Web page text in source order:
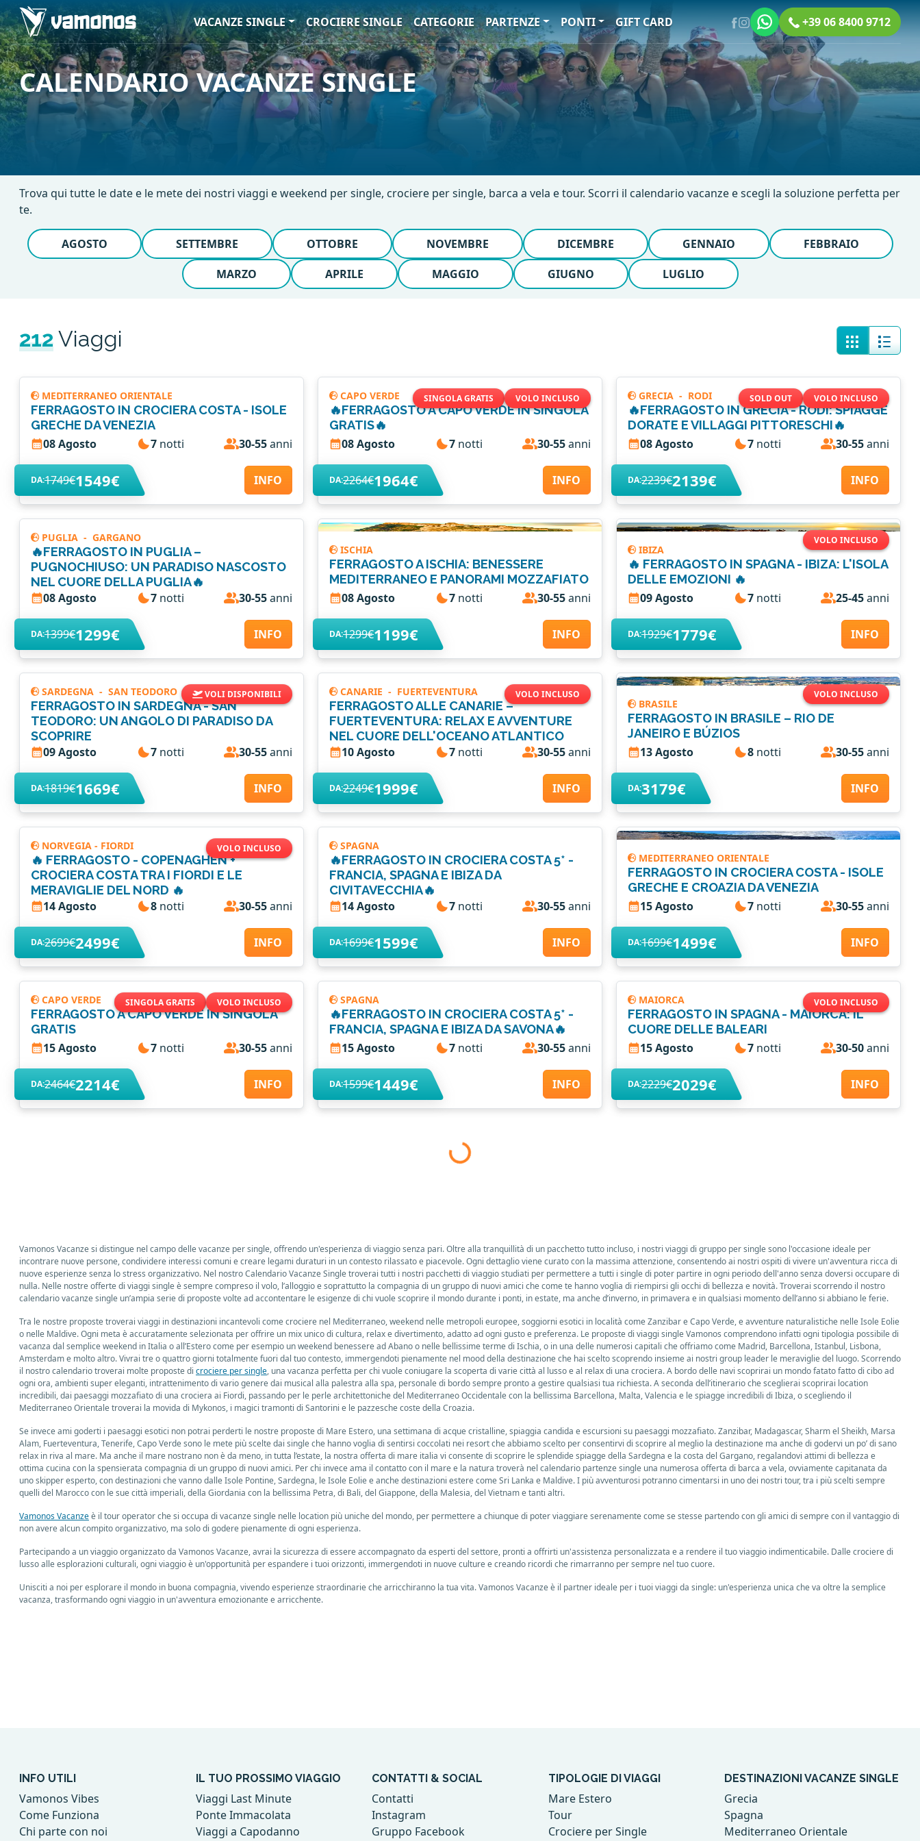
VACANZE SINGLE CROCIERE SINGLE CATEGORIE PARTENZE PONTI GIFT CARD +39 06 8400 9712
CALENDARIO VACANZE SINGLE
Trova qui tutte le date e le mete dei nostri viaggi e weekend per single, crociere per single, barca a vela e tour. Scorri il calendario vacanze e scegli la soluzione perfetta per
te.
AGOSTO SETTEMBRE OTTOBRE NOVEMBRE DICEMBRE GENNAIO
FEBBRAIO
MARZO
APRILE MAGGIO GIUGNO LUGLIO
212Viaggi
MEDITERRANEO ORIENTALE
FERRAGOSTO IN CROCIERA COSTA - ISOLE
GRECHE DA VENEZIA
08 Agosto 7notti 30-55anni
DA:1749€1549€ INFO
SINGOLA GRATIS VOLO INCLUSO
CAPO VERDE
🔥FERRAGOSTO A CAPO VERDE IN SINGOLA
GRATIS🔥
08 Agosto 7notti 30-55anni
DA:2264€1964€ INFO
SOLD OUT VOLO INCLUSO
GRECIA - RODI
🔥FERRAGOSTO IN GRECIA - RODI: SPIAGGE
DORATE E VILLAGGI PITTORESCHI🔥
08 Agosto 7notti 30-55anni
DA:2239€2139€ INFO
PUGLIA - GARGANO
🔥FERRAGOSTO IN PUGLIA –
PUGNOCHIUSO: UN PARADISO NASCOSTO
NEL CUORE DELLA PUGLIA🔥
08 Agosto 7notti 30-55anni
DA:1399€1299€ INFO
ISCHIA
FERRAGOSTO A ISCHIA: BENESSERE
MEDITERRANEO E PANORAMI MOZZAFIATO
08 Agosto 7notti 30-55anni
DA:1299€1199€ INFO
VOLO INCLUSO
IBIZA
🔥 FERRAGOSTO IN SPAGNA - IBIZA: L'ISOLA
DELLE EMOZIONI 🔥
09 Agosto 7notti 25-45anni
DA:1929€1779€ INFO
VOLI DISPONIBILI
SARDEGNA - SAN TEODORO
FERRAGOSTO IN SARDEGNA - SAN
TEODORO: UN ANGOLO DI PARADISO DA
SCOPRIRE
09 Agosto 7notti 30-55anni
DA:1819€1669€ INFO
VOLO INCLUSO
CANARIE - FUERTEVENTURA
FERRAGOSTO ALLE CANARIE –
FUERTEVENTURA: RELAX E AVVENTURE
NEL CUORE DELL'OCEANO ATLANTICO
10 Agosto 7notti 30-55anni
DA:2249€1999€ INFO
VOLO INCLUSO
BRASILE
FERRAGOSTO IN BRASILE – RIO DE
JANEIRO E BÚZIOS
13 Agosto 8notti 30-55anni
DA:3179€ INFO
VOLO INCLUSO
NORVEGIA - FIORDI
🔥 FERRAGOSTO - COPENAGHEN +
CROCIERA COSTA TRA I FIORDI E LE
MERAVIGLIE DEL NORD 🔥
14 Agosto 8notti 30-55anni
DA:2699€2499€ INFO
SPAGNA
🔥FERRAGOSTO IN CROCIERA COSTA 5* -
FRANCIA, SPAGNA E IBIZA DA
CIVITAVECCHIA🔥
14 Agosto 7notti 30-55anni
DA:1699€1599€ INFO
MEDITERRANEO ORIENTALE
FERRAGOSTO IN CROCIERA COSTA - ISOLE
GRECHE E CROAZIA DA VENEZIA
15 Agosto 7notti 30-55anni
DA:1699€1499€ INFO
SINGOLA GRATIS VOLO INCLUSO
CAPO VERDE
FERRAGOSTO A CAPO VERDE IN SINGOLA
GRATIS
15 Agosto 7notti 30-55anni
DA:2464€2214€ INFO
SPAGNA
🔥FERRAGOSTO IN CROCIERA COSTA 5* -
FRANCIA, SPAGNA E IBIZA DA SAVONA🔥
15 Agosto 7notti 30-55anni
DA:1599€1449€ INFO
VOLO INCLUSO
MAIORCA
FERRAGOSTO IN SPAGNA - MAIORCA: IL
CUORE DELLE BALEARI
15 Agosto 7notti 30-50anni
DA:2229€2029€ INFO
Vamonos Vacanze si distingue nel campo delle vacanze per single, offrendo un'esperienza di viaggio senza pari. Oltre alla tranquillità di un pacchetto tutto incluso, i nostri viaggi di gruppo per single sono l'occasione ideale per
incontrare nuove persone, condividere interessi comuni e creare legami duraturi in un contesto rilassato e piacevole. Ogni dettaglio viene curato con la massima attenzione, consentendo ai nostri ospiti di vivere un'avventura ricca di
nuove esperienze senza lo stress organizzativo. Nel nostro Calendario Vacanze Single troverai tutti i nostri pacchetti di viaggio studiati per permettere a tutti i single di poter partire in ogni periodo dell'anno senza doversi occupare di
nulla. Nelle nostre offerte di viaggi single è sempre compreso il volo, l’alloggio e soprattutto la compagnia di un gruppo di nuovi amici che come te hanno voglia di riempirsi gli occhi di bellezza e novità. Troverai scorrendo il nostro
calendario vacanze single un’ampia serie di proposte volte ad accontentare le esigenze di chi vuole scoprire il mondo durante i ponti, in estate, ma anche d’inverno, in primavera e in qualsiasi momento dell’anno si abbiano le ferie.
Tra le nostre proposte troverai viaggi in destinazioni incantevoli come crociere nel Mediterraneo, weekend nelle metropoli europee, soggiorni esotici in località come Zanzibar e Capo Verde, e avventure naturalistiche nelle Isole Eolie
o nelle Maldive. Ogni meta è accuratamente selezionata per offrire un mix unico di cultura, relax e divertimento, adatto ad ogni gusto e preferenza. Le proposte di viaggi single Vamonos comprendono infatti ogni tipologia possibile di
vacanza dal semplice weekend in Italia o all’Estero come per esempio un weekend benessere ad Abano o nelle bellissime terme di Ischia, o in una delle numerosi capitali che offriamo come Madrid, Barcellona, Istanbul, Lisbona,
Amsterdam e molto altro. Vivrai tre o quattro giorni totalmente fuori dal tuo contesto, immergendoti pienamente nel mood della destinazione che hai scelto scoprendo insieme ai nostri group leader le meraviglie del luogo. Scorrendo
il nostro calendario troverai molte proposte di crociere per single, una vacanza perfetta per chi vuole coniugare la scoperta di varie città al lusso e al relax di una crociera. A bordo delle navi scoprirai un mondo fatato fatto di cibo ad
ogni ora, ambienti super eleganti, intrattenimento di vario genere dai musical alla palestra alla spa, personale di bordo sempre pronto a gestire qualsiasi tua richiesta. A seconda dell’itinerario che sceglierai scoprirai location
incredibili, dai paesaggi mozzafiato di una crociera ai Fiordi, passando per le perle architettoniche del Mediterraneo Occidentale con la bellissima Barcellona, Malta, Valencia e le spiagge incredibili di Ibiza, o scegliendo il
Mediterraneo Orientale troverai la movida di Mykonos, i magici tramonti di Santorini e le pazzesche coste della Croazia.
Se invece ami goderti i paesaggi esotici non potrai perderti le nostre proposte di Mare Estero, una settimana di acque cristalline, spiaggia candida e escursioni su paesaggi mozzafiato. Zanzibar, Madagascar, Sharm el Sheikh, Marsa
Alam, Fuerteventura, Tenerife, Capo Verde sono le mete più scelte dai single che hanno voglia di sentirsi coccolati nei resort che abbiamo scelto per consentirvi di scoprire al meglio la destinazione ma anche di godervi un po’ di sano
relax in riva al mare. Ma anche il mare nostrano non è da meno, in tutta l’estate, la nostra offerta di mare italia vi consente di scoprire le splendide spiagge della Sardegna e la costa del Gargano, regalandovi attimi di bellezza e
ottima cucina con la spensierata compagnia di un gruppo di nuovi amici. Per chi invece ama il contatto con il mare e la natura troverà nel calendario partenze single una numerosa offerta di barca a vela, ovviamente capitanata da
uno skipper esperto, con destinazioni che vanno dalle Isole Pontine, Sardegna, le Isole Eolie e anche destinazioni estere come Sri Lanka e Maldive. I più avventurosi potranno cimentarsi in uno dei nostri tour, tra i più scelti sempre
quelli del Marocco con le sue città imperiali, della Giordania con la bellissima Petra, di Bali, del Giappone, della Malesia, del Vietnam e tanti altri.
Vamonos Vacanzeè il tour operator che si occupa di vacanze single nelle location più uniche del mondo, per permettere a chiunque di poter viaggiare serenamente come se stesse partendo con gli amici di sempre con il vantaggio di
non avere alcun compito organizzativo, ma solo di godere pienamente di ogni esperienza.
Partecipando a un viaggio organizzato da Vamonos Vacanze, avrai la sicurezza di essere accompagnato da esperti del settore, pronti a offrirti un'assistenza personalizzata e a rendere il tuo viaggio indimenticabile. Dalle crociere di
lusso alle esplorazioni culturali, ogni viaggio è un'opportunità per espandere i tuoi orizzonti, immergendoti in nuove culture e creando ricordi che rimarranno per sempre nel tuo cuore.
Unisciti a noi per esplorare il mondo in buona compagnia, vivendo esperienze straordinarie che arricchiranno la tua vita. Vamonos Vacanze è il partner ideale per i tuoi viaggi da single: un'esperienza unica che va oltre la semplice
vacanza, trasformando ogni viaggio in un'avventura emozionante e arricchente.
INFO UTILI
Vamonos Vibes
Come Funziona
Chi parte con noi
IL TUO PROSSIMO VIAGGIO
Viaggi Last Minute
Ponte Immacolata
Viaggi a Capodanno
CONTATTI & SOCIAL
Contatti
Instagram
Gruppo Facebook
TIPOLOGIE DI VIAGGI
Mare Estero
Tour
Crociere per Single
DESTINAZIONI VACANZE SINGLE
Grecia
Spagna
Mediterraneo Orientale